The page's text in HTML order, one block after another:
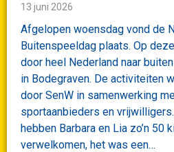
13 juni 2026
Afgelopen woensdag vond de
Buitenspeeldag plaats. Op
door heel Nederland naar
in Bodegraven. De activiteiten
door SenW in samenwerking
sportaanbieders en
hebben Barbara en Lia zo’n 50
verwelkomen, het was een…